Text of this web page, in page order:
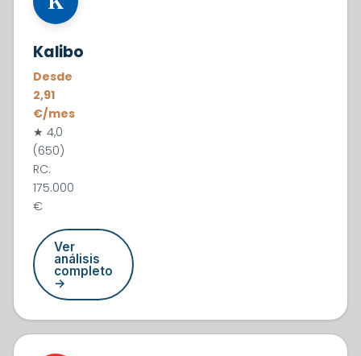
Kalibo
Desde
2,91
€/mes
★ 4,0
(650)
RC:
175.000
€
Ver
análisis
completo
→